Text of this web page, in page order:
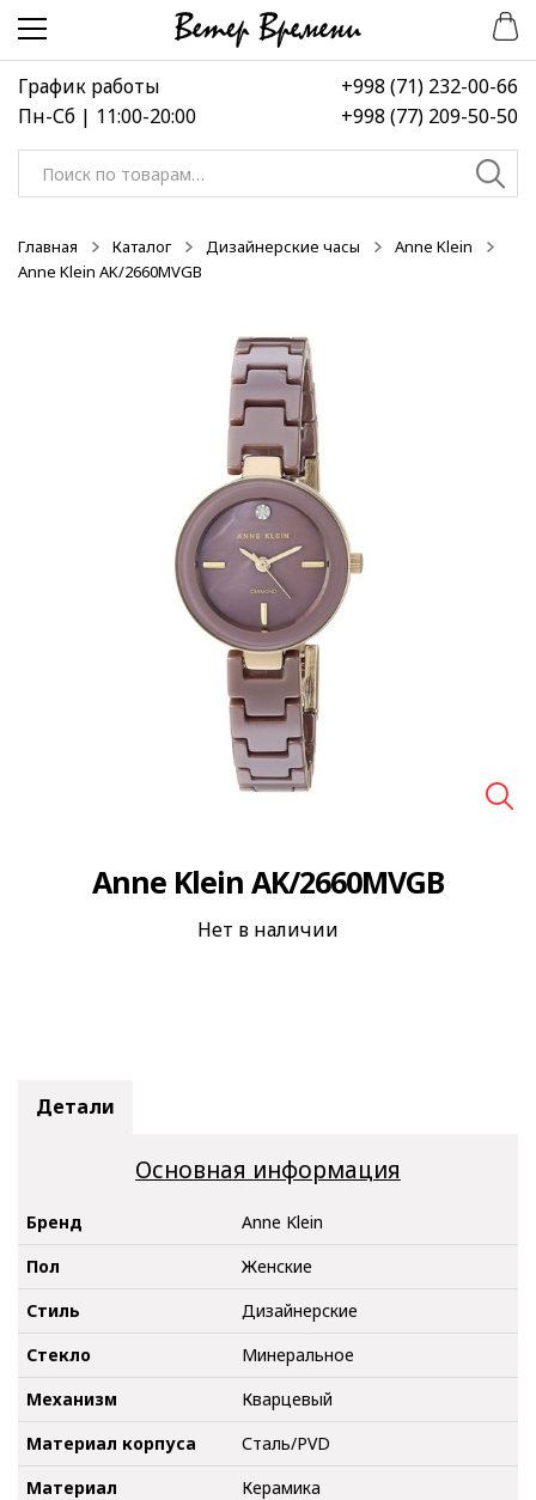
Перейти
навигации
Перейти
содержимому
График работы
Пн-Сб | 11:00-20:00
+998 (71) 232-00-66
+998 (77) 209-50-50
Искать:
Главная Каталог Дизайнерские часы
Anne Klein
Anne Klein AK/2660MVGB
Anne Klein AK/2660MVGB
Нет в наличии
Детали
Основная информация
Бренд
Anne Klein
Пол
Женские
Стиль
Дизайнерские
Стекло
Минеральное
Механизм
Кварцевый
Материал корпуса
Сталь/PVD
Материал
Керамика
-50%
-50%
-50%